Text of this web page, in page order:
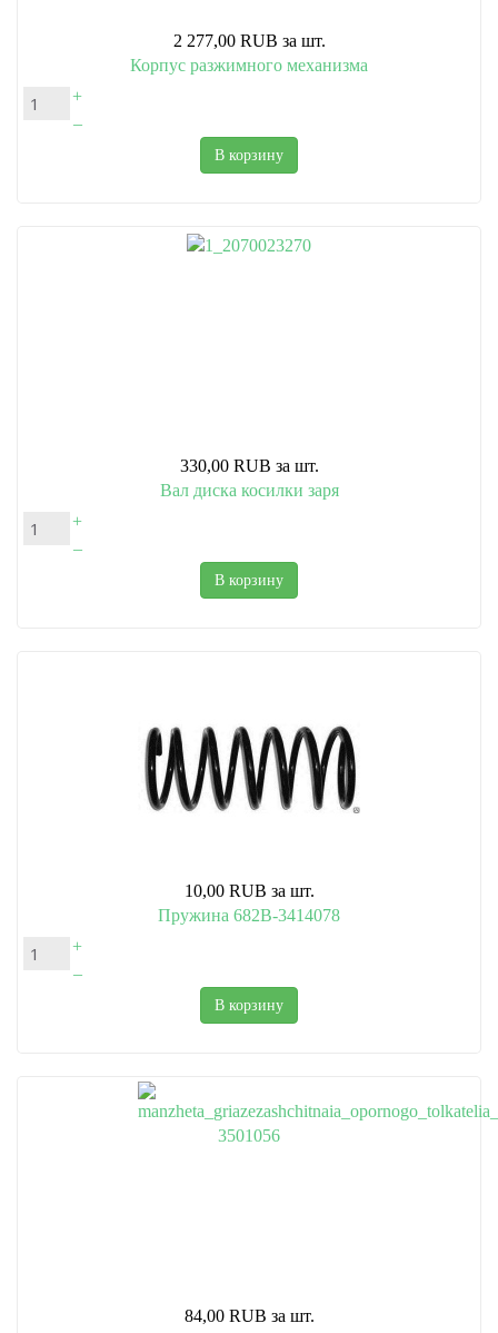
2 277,00 RUB за шт.
Корпус разжимного механизма
+
–
В корзину
330,00 RUB за шт.
Вал диска косилки заря
+
–
В корзину
10,00 RUB за шт.
Пружина 682В-3414078
+
–
В корзину
84,00 RUB за шт.